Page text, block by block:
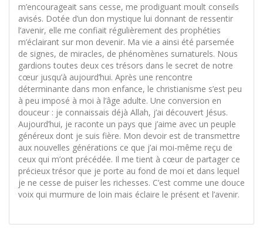
m’encourageait sans cesse, me prodiguant moult conseils
avisés. Dotée d’un don mystique lui donnant de ressentir
l’avenir, elle me confiait régulièrement des prophéties
m’éclairant sur mon devenir. Ma vie a ainsi été parsemée
de signes, de miracles, de phénomènes surnaturels. Nous
gardions toutes deux ces trésors dans le secret de notre
cœur jusqu’à aujourd’hui. Après une rencontre
déterminante dans mon enfance, le christianisme s’est peu
à peu imposé à moi à l’âge adulte. Une conversion en
douceur : je connaissais déjà Allah, j’ai découvert Jésus.
Aujourd’hui, je raconte un pays que j’aime avec un peuple
généreux dont je suis fière. Mon devoir est de transmettre
aux nouvelles générations ce que j’ai moi-même reçu de
ceux qui m’ont précédée. Il me tient à cœur de partager ce
précieux trésor que je porte au fond de moi et dans lequel
je ne cesse de puiser les richesses. C’est comme une douce
voix qui murmure de loin mais éclaire le présent et l’avenir.